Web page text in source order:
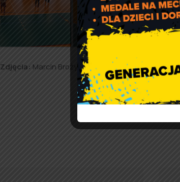
Zdjęcia: Marcin Brożyna.